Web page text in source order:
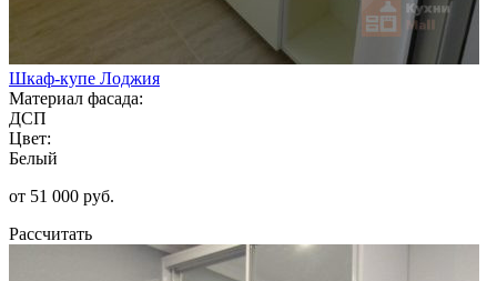
Шкаф-купе Лоджия
Материал фасада:
ДСП
Цвет:
Белый
от 51 000 руб.
Рассчитать